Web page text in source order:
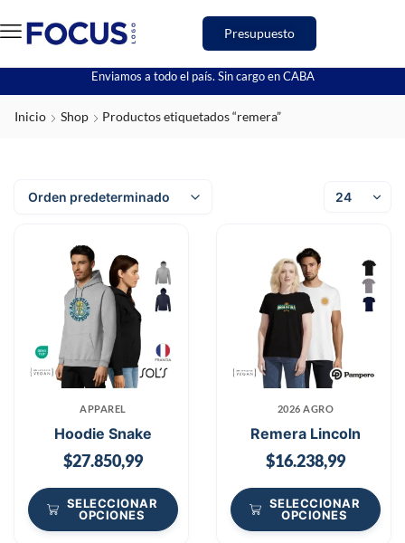
Presupuesto
Enviamos a todo el país. Sin cargo en CABA
Inicio Shop Productos etiquetados “remera”
APPAREL
Hoodie Snake
$27.850,99
SELECCIONAR
OPCIONES
2026 AGRO
Remera Lincoln
$16.238,99
SELECCIONAR
OPCIONES